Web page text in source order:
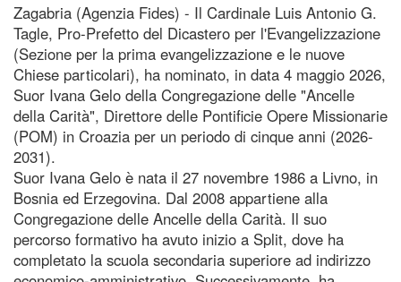
Zagabria (Agenzia Fides) - Il Cardinale Luis Antonio G.
Tagle, Pro-Prefetto del Dicastero per l'Evangelizzazione
(Sezione per la prima evangelizzazione e le nuove
Chiese particolari), ha nominato, in data 4 maggio 2026,
Suor Ivana Gelo della Congregazione delle "Ancelle
della Carità", Direttore delle Pontificie Opere Missionarie
(POM) in Croazia per un periodo di cinque anni (2026-
2031).
Suor Ivana Gelo è nata il 27 novembre 1986 a Livno, in
Bosnia ed Erzegovina. Dal 2008 appartiene alla
Congregazione delle Ancelle della Carità. Il suo
percorso formativo ha avuto inizio a Split, dove ha
completato la scuola secondaria superiore ad indirizzo